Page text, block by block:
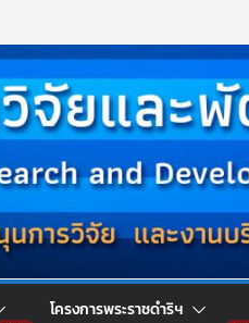
โครงการพระราชดำริฯ